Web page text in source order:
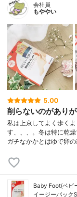
会社員
もややい
5.00
削らないのがありが
私は上京してよく歩く
す、、、。冬は特に乾
ガチなかかとはゆで卵
Baby Foot(ベビ
イージーパック